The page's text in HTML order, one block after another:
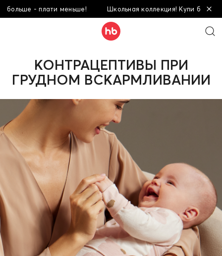
- плати меньше! Школьная коллекция! Купи больше - плати
КОНТРАЦЕПТИВЫ ПРИ
ГРУДНОМ ВСКАРМЛИВАНИИ